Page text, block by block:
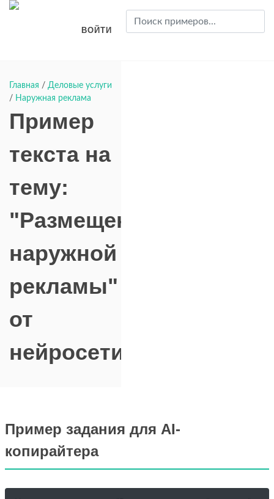
ВОЙТИ
Главная / Деловые услуги
/ Наружная реклама
Пример
текста на
тему:
"Размещение
наружной
рекламы"
от
нейросети
Пример задания для AI-
копирайтера